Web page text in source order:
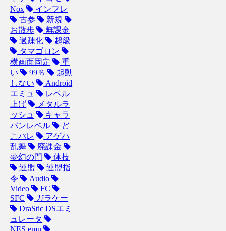
Nox
インフレ
古参
新規
お散歩
無課金
過疎化
超級
タマゴロン
横画面固定
重
い
99％
起動
しない
Android
エミュ
レベル
上げ
メタルラ
ッシュ
キャラ
バンレベル
ど
こパレ
アゲハ
乱舞
廃課金
夢幻の門
体技
連盟
連盟指
令
Audio
Video
FC
SFC
ガラケー
DraStic DSエミ
ュレータ